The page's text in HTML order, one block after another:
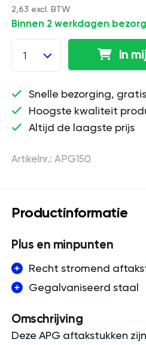
2,63 excl. BTW
Binnen 2 werkdagen
1 In
Snelle bezorging,
Hoogste kwaliteit
Altijd de laagste prijs
Artikelnr.: APG150
Productinformatie
Plus en minpunten
Recht stromend
Gegalvaniseerd staal
Omschrijving
Deze APG aftakstukken